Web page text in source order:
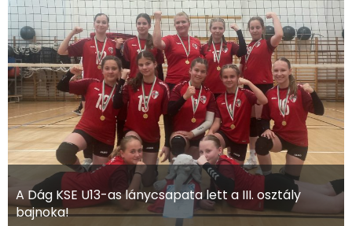
A Dág KSE U13-as lánycsapata lett a III. osztály
bajnoka!